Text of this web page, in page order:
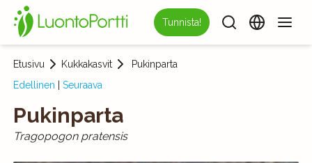
Tunnista!
Etusivu Kukkakasvit
Pukinparta
Edellinen
Seuraava
Pukinparta
Tragopogon pratensis